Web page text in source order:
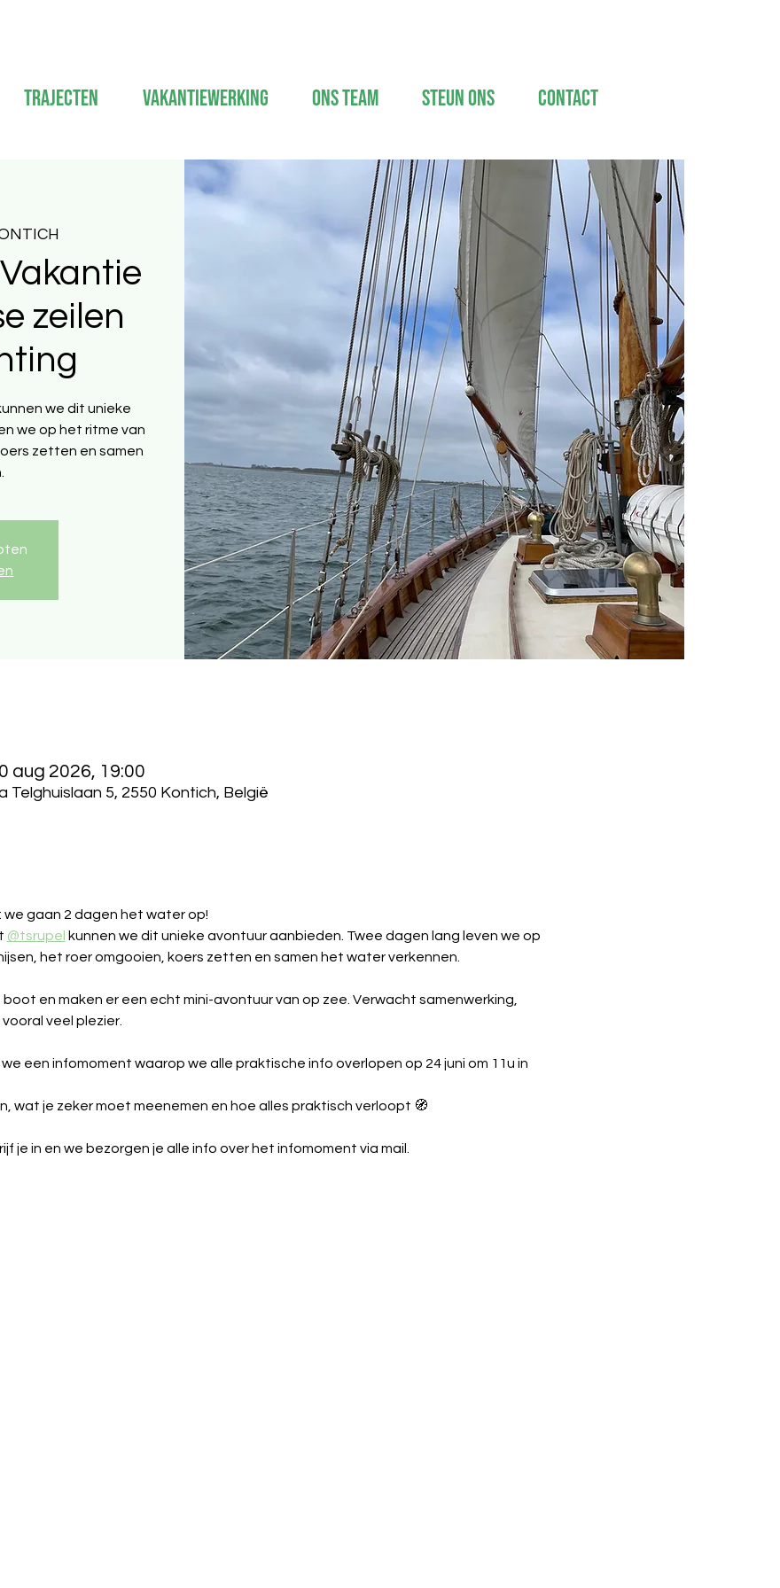
Trajecten Vakantiewerking Ons Team Steun ons Contact
zeilen
we dit unieke
we op het ritme van
zetten en samen
aug 2026, 19:00
Telghuislaan 5, 2550 Kontich, België
we gaan 2 dagen het water op!
@tsrupel kunnen we dit unieke avontuur aanbieden. Twee dagen lang leven we op
het roer omgooien, koers zetten en samen het water verkennen.
en maken er een echt mini-avontuur van op zee. Verwacht samenwerking,
veel plezier.
een infomoment waarop we alle praktische info overlopen op 24 juni om 11u in
wat je zeker moet meenemen en hoe alles praktisch verloopt 🧭
je in en we bezorgen je alle info over het infomoment via mail.